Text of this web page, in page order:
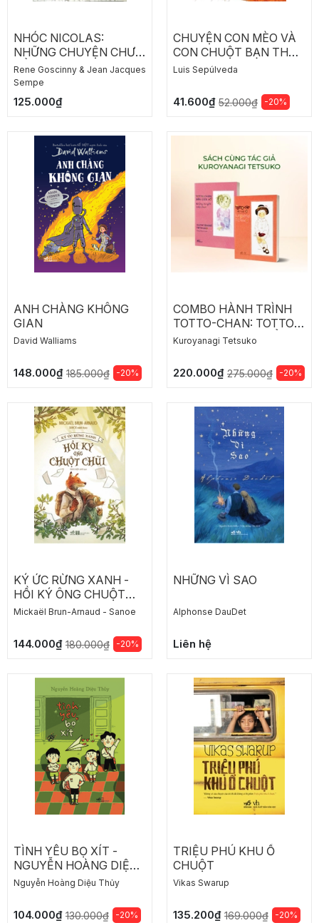
NHÓC NICOLAS:
NHỮNG CHUYỆN CHƯA
KỂ TẬP 2
Rene Goscinny & Jean Jacques
Sempe
125.000₫
CHUYỆN CON MÈO VÀ
CON CHUỘT BẠN THÂN
CỦA NÓ
Luis Sepúlveda
41.600₫ 52.000₫ -20%
ANH CHÀNG KHÔNG
GIAN
David Walliams
148.000₫ 185.000₫ -20%
COMBO HÀNH TRÌNH
TOTTO-CHAN: TOTTO-
CHAN BÊN CỬA SỔ -
THEO CỦA TOTTO-
CHAN
Kuroyanagi Tetsuko
220.000₫ 275.000₫ -20%
KÝ ỨC RỪNG XANH -
HỒI KÝ ÔNG CHUỘT
CHŨI
Mickaël Brun-Arnaud - Sanoe
144.000₫ 180.000₫ -20%
NHỮNG VÌ SAO
Alphonse DauDet
Liên hệ
TÌNH YÊU BỌ XÍT -
NGUYỄN HOÀNG DIỆU
THỦY
Nguyễn Hoàng Diệu Thủy
104.000₫ 130.000₫ -20%
TRIỆU PHÚ KHU Ổ
CHUỘT
Vikas Swarup
135.200₫ 169.000₫ -20%